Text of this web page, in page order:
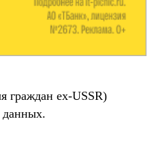
граждан ex-USSR)
данных.